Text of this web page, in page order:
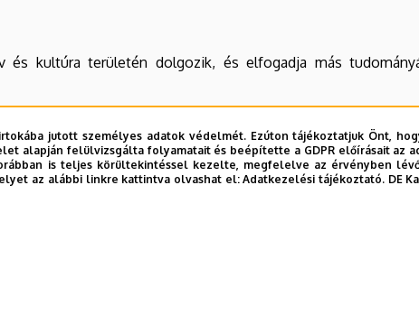
kultúra területén dolgozik, és elfogadja más
jutott személyes adatok védelmét. Ezúton tájékoztatjuk Önt,
alapján felülvizsgálta folyamatait és beépítette a GDPR előírásait az
is teljes körültekintéssel kezelte, megfelelve az érvényben
az alábbi linkre kattintva olvashat el:Adatkezelési tájékoztató. DE